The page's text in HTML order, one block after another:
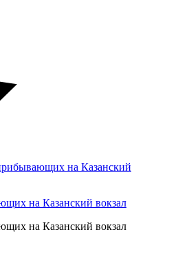
на Казанский вокзал
на Казанский вокзал